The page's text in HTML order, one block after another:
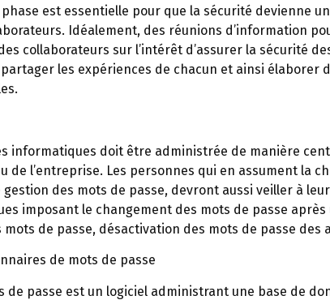
est essentielle pour que la sécurité devienne
Idéalement, des réunions d’information
collaborateurs sur l’intérêt d’assurer la sécurité
les expériences de chacun et ainsi élaborer
informatiques doit être administrée de manière
de l’entreprise. Les personnes qui en assument la
des mots de passe, devront aussi veiller à
imposant le changement des mots de passe
de passe, désactivation des mots de passe des
de mots de passe
de passe est un logiciel administrant une base de